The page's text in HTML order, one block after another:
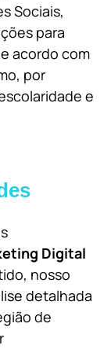
Sociais,
para
acordo com
por
e
Digital
nosso
detalhada
de